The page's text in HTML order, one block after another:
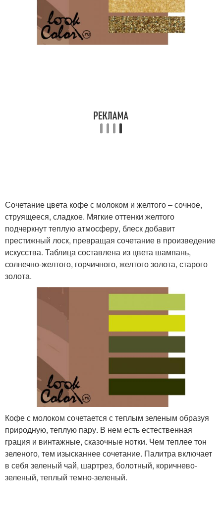
Сочетание цвета кофе с молоком и желтого – сочное,
струящееся, сладкое. Мягкие оттенки желтого
подчеркнут теплую атмосферу, блеск добавит
престижный лоск, превращая сочетание в произведение
искусства. Таблица составлена из цвета шампань,
солнечно-желтого, горчичного, желтого золота, старого
золота.
Кофе с молоком сочетается с теплым зеленым образуя
природную, теплую пару. В нем есть естественная
грация и винтажные, сказочные нотки. Чем теплее тон
зеленого, тем изысканнее сочетание. Палитра включает
в себя зеленый чай, шартрез, болотный, коричнево-
зеленый, теплый темно-зеленый.